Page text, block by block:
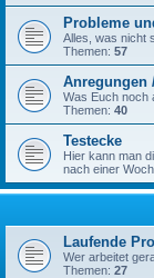
Probleme
Alles, was nicht
Themen: 57
Anregungen
Was Euch noch
Themen: 40
Testecke
Hier kann man
nach einer
Laufende
Wer arbeitet
Themen: 27